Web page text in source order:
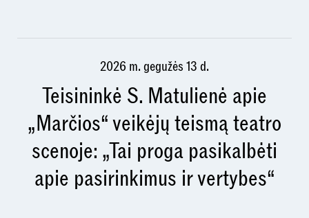
2026 m. gegužės 13 d.
Teisininkė S. Matulienė apie
„Marčios“ veikėjų teismą teatro
scenoje: „Tai proga pasikalbėti
apie pasirinkimus ir vertybes“